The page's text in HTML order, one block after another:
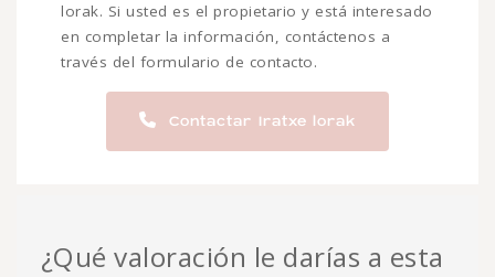
lorak. Si usted es el propietario y está interesado
en completar la información, contáctenos a
través del formulario de contacto.
Contactar Iratxe lorak
¿Qué valoración le darías a esta